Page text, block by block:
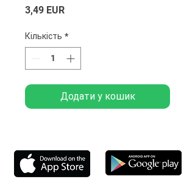
3,49 EURЦіна
Кількість *
Додати у кошик